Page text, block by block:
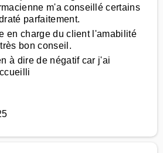
m'a conseillé certains
parfaitement.
en charge du client l'amabilité
bon conseil.
à dire de négatif car j'ai